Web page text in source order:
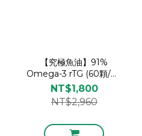
【究極魚油】91%
Omega-3 rTG (60顆/入)
+【視好視】葉黃素魚油
(30顆/入)
NT$1,800
NT$2,960